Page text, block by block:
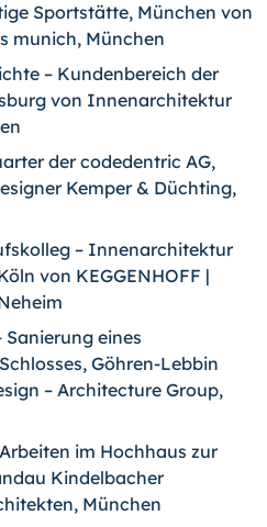
Sportstätte, München von
munich, München
– Kundenbereich der
von Innenarchitektur
der codedentric AG,
Kemper & Düchting,
– Innenarchitektur
von KEGGENHOFF |
Sanierung eines
Göhren-Leb­bin
– Architecture Group,
im Hochhaus zur
Kindelbacher
München